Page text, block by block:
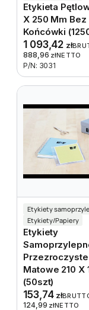
Etykieta
X 250 Mm Bez
Końcówki
1 093,42 zł
888,96 złNETTO
P/N: 3031
Etykiety
Etykiety/Papiery
Etykiety
Przezroczyste
Matowe 210 X
(50szt)
153,74 zł
124,99 złNETTO